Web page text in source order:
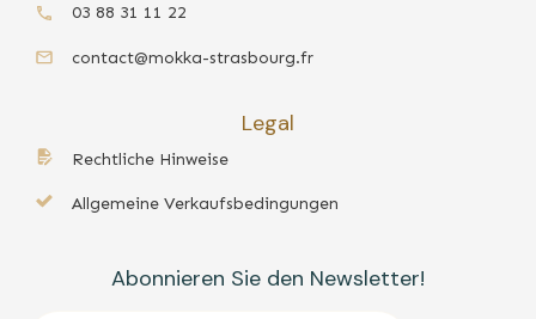
03 88 31 11 22
contact@mokka-strasbourg.fr
Legal
Rechtliche Hinweise
Allgemeine Verkaufsbedingungen
Abonnieren Sie den Newsletter!